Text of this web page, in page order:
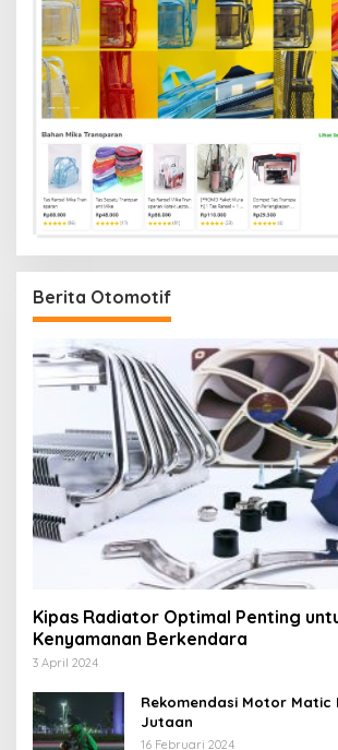
Berita Otomotif
Kipas Radiator Optimal Penting
Kenyamanan Berkendara
3 April 2024
Rekomendasi Motor Matic
Jutaan
16 Februari 2024